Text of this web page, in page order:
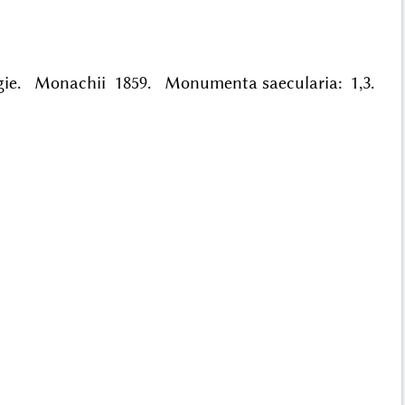
Monachii 1859. Monumenta saecularia: 1,3.